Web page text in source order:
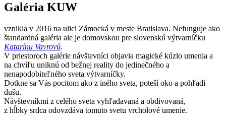
Galéria KUW
vznikla v 2016 na ulici Zámocká v meste Bratislava. Nefunguje ako
štandardná galéria ale je domovskou pre slovenskú výtvarníčku
Katarínu Vavrovú.
V priestoroch galérie návštevníci objavia magické kúzlo umenia a
na chvíľu uniknú od bežnej reality do jedinečného a
nenapodobiteľného sveta výtvarníčky.
Dotkne sa Vás pocitom ako z iného sveta, poteší oko a pohľadí
dušu.
Návštevníkmi z celého sveta vyhľadavaná a obdivovaná,
z hĺbky srdca odovzdáva tomuto svetu vrcholové umenie.